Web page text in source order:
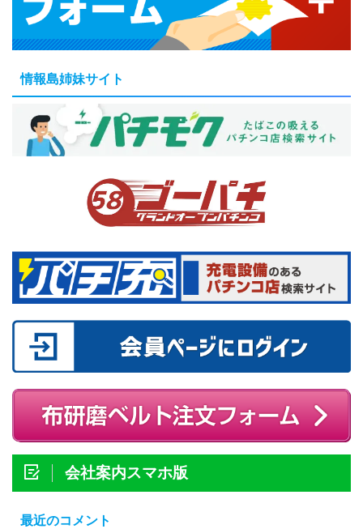
情報島姉妹サイト
会社案内スマホ版
最近のコメント